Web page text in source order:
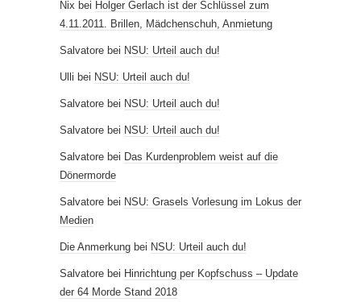
Nix bei Holger Gerlach ist der Schlüssel zum
4.11.2011. Brillen, Mädchenschuh, Anmietung
Salvatore bei NSU: Urteil auch du!
Ulli bei NSU: Urteil auch du!
Salvatore bei NSU: Urteil auch du!
Salvatore bei NSU: Urteil auch du!
Salvatore bei Das Kurdenproblem weist auf die
Dönermorde
Salvatore bei NSU: Grasels Vorlesung im Lokus der
Medien
Die Anmerkung bei NSU: Urteil auch du!
Salvatore bei Hinrichtung per Kopfschuss – Update
der 64 Morde Stand 2018